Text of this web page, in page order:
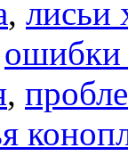
, лисьи
ошибки
,